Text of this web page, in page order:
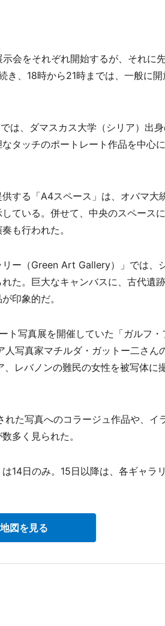
会をそれぞれ開始するが、それに
き、18時から21時までは、一般に
は、ダマスカス大学（シリア）出
タッチのポートレート作品を中心
する「A4スペース」は、オバマ大
ている。併せて、中央のスペース
も行われた。
ー（Green Art Gallery）」では、
た。巨大なキャンバスに、古代遺
印象的だ。
写真展を開催していた「ガルフ・
写真家マチルダ・ガットー二さん
レバノンの難民の女性を被写体に
た写真へのコラージュ作品や、イ
多く見られた。
14日のみ。15日以降は、各ギャラ
地図を見る